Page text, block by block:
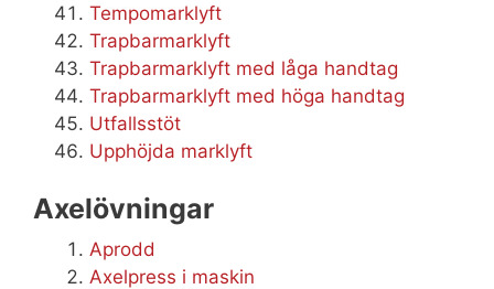
Tempomarklyft
Trapbarmarklyft
Trapbarmarklyft med låga handtag
Trapbarmarklyft med höga handtag
Utfallsstöt
Upphöjda marklyft
Axelövningar
Aprodd
Axelpress i maskin